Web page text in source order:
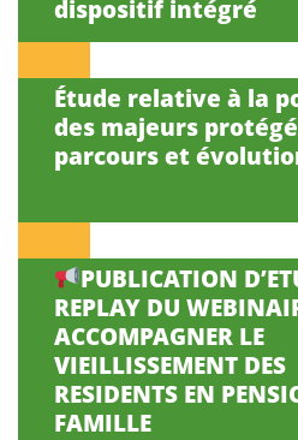
dispositif intégré
Étude relative à la
des majeurs
parcours et
PUBLICATION
REPLAY DU
ACCOMPAGNER LE
VIEILLISSEMENT DES
RESIDENTS EN
FAMILLE